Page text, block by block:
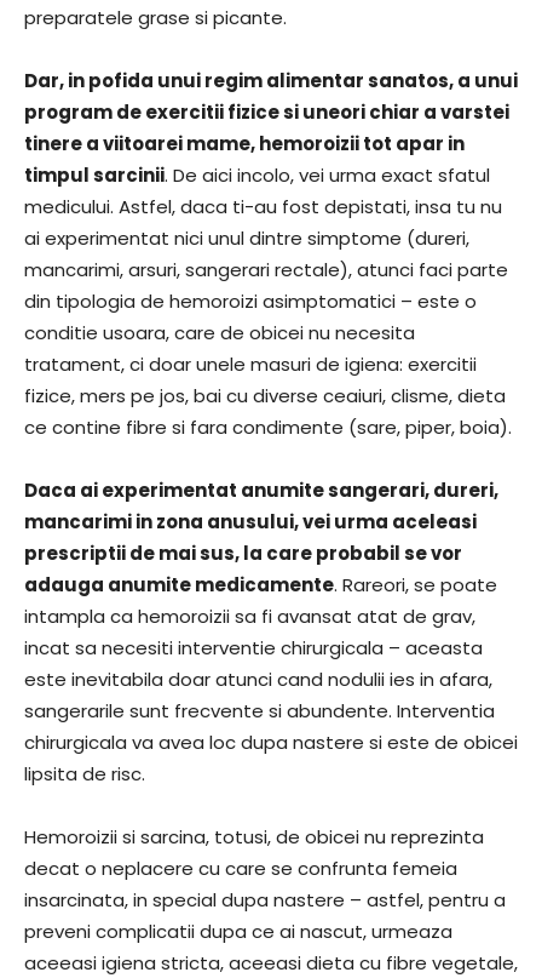
preparatele grase si picante.
Dar, in pofida unui regim alimentar sanatos, a unui
program de exercitii fizice si uneori chiar a varstei
tinere a viitoarei mame, hemoroizii tot apar in
timpul sarcinii. De aici incolo, vei urma exact sfatul
medicului. Astfel, daca ti-au fost depistati, insa tu nu
ai experimentat nici unul dintre simptome (dureri,
mancarimi, arsuri, sangerari rectale), atunci faci parte
din tipologia de hemoroizi asimptomatici – este o
conditie usoara, care de obicei nu necesita
tratament, ci doar unele masuri de igiena: exercitii
fizice, mers pe jos, bai cu diverse ceaiuri, clisme, dieta
ce contine fibre si fara condimente (sare, piper, boia).
Daca ai experimentat anumite sangerari, dureri,
mancarimi in zona anusului, vei urma aceleasi
prescriptii de mai sus, la care probabil se vor
adauga anumite medicamente. Rareori, se poate
intampla ca hemoroizii sa fi avansat atat de grav,
incat sa necesiti interventie chirurgicala – aceasta
este inevitabila doar atunci cand nodulii ies in afara,
sangerarile sunt frecvente si abundente. Interventia
chirurgicala va avea loc dupa nastere si este de obicei
lipsita de risc.
Hemoroizii si sarcina, totusi, de obicei nu reprezinta
decat o neplacere cu care se confrunta femeia
insarcinata, in special dupa nastere – astfel, pentru a
preveni complicatii dupa ce ai nascut, urmeaza
aceeasi igiena stricta, aceeasi dieta cu fibre vegetale,